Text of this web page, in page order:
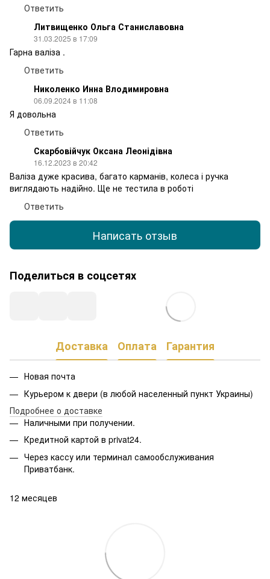
Ответить
Литвищенко Ольга Станиславовна
31.03.2025 в 17:09
Гарна валіза .
Ответить
Николенко Инна Влодимировна
06.09.2024 в 11:08
Я довольна
Ответить
Скарбовійчук Оксана Леонідівна
16.12.2023 в 20:42
Валіза дуже красива, багато карманів, колеса і ручка
виглядають надійно. Ще не тестила в роботі
Ответить
Написать отзыв
Поделиться в соцсетях
Доставка Оплата Гарантия
Новая почта
Курьером к двери (в любой населенный пункт Украины)
Подробнее о доставке
Наличными при получении.
Кредитной картой в privat24.
Через кассу или терминал самообслуживания
Приватбанк.
12 месяцев